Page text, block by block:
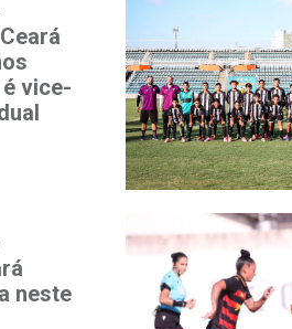
vice-
neste